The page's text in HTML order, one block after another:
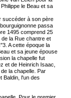
le Beau et sa
succéder à son père
passa
1495 comprend 25
la Rue chantre et
A cette époque la
et sa jeune épouse
la chapelle fut
et de Heinrich Isaac,
la chapelle. Par
Baldin, l'un des